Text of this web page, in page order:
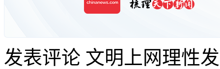
发表评论 文明上网理性